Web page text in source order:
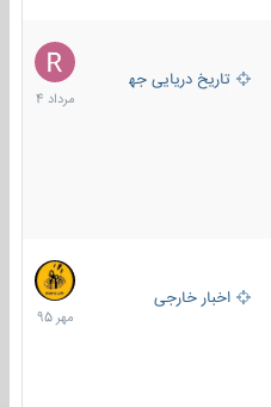
تاریخ دریایی جهان
16
مرداد
1404
اخبار خارجی
27
مهر
1395